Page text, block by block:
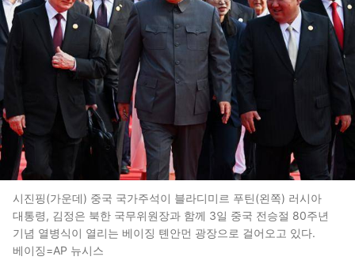
시진핑(가운데) 중국 국가주석이 블라디미르 푸틴(왼쪽) 러시아
대통령, 김정은 북한 국무위원장과 함께 3일 중국 전승절 80주년
기념 열병식이 열리는 베이징 톈안먼 광장으로 걸어오고 있다.
베이징=AP 뉴시스